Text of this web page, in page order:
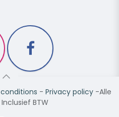
- Privacy policy-Alle
BTW